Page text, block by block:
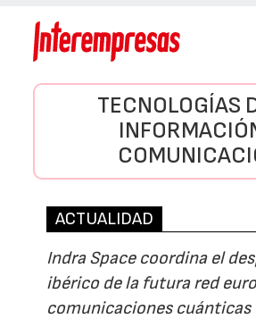
TECNOLOGÍAS
ACTUALIDAD
Indra Space coordina el
ibérico de la futura red
comunicaciones cuánticas